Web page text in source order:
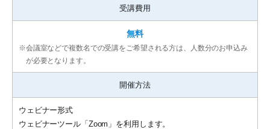
受講費用
無料
※会議室などで複数名での受講をご希望される方は、人数分のお申込み
が必要となります。
開催方法
ウェビナー形式
ウェビナーツール「Zoom」を利用します。